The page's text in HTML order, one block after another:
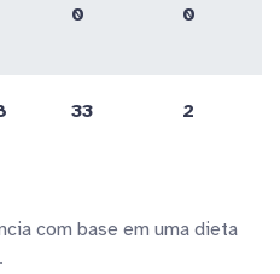
0 0
33 2
com base em uma dieta